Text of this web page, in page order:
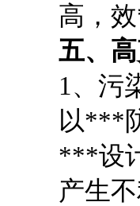
高，
五、
1、污
以***
***设
产生